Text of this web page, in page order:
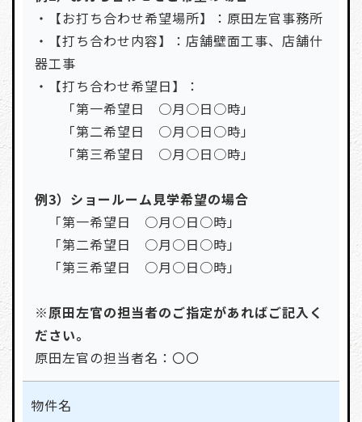
・【お打ち合わせ希望場所】：原田左官事務所
・【打ち合わせ内容】：店舗壁面工事、店舗什
器工事
・【打ち合わせ希望日】：
「第一希望日 ○月○日○時」
「第二希望日 ○月○日○時」
「第三希望日 ○月○日○時」
例3）ショールーム見学希望の場合
「第一希望日 ○月○日○時」
「第二希望日 ○月○日○時」
「第三希望日 ○月○日○時」
※原田左官の担当者のご指定があればご記入く
ださい。
原田左官の担当者名：〇〇
物件名